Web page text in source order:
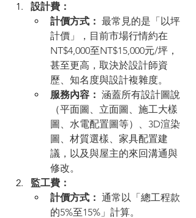
設計費：
計價方式： 最常見的是「以坪
計價」，目前市場行情約在
NT$4,000至NT$15,000元/坪，
甚至更高，取決於設計師資
歷、知名度與設計複雜度。
服務內容： 涵蓋所有設計圖說
（平面圖、立面圖、施工大樣
圖、水電配置圖等）、3D渲染
圖、材質選樣、家具配置建
議，以及與屋主的來回溝通與
修改。
監工費：
計價方式： 通常以「總工程款
的5%至15%」計算。